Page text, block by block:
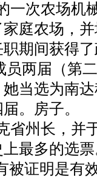
一次农场机
庭农场，
期间获得
员两届（第
当选为南
。房子。
省州长，并
最多的选
被证明是有